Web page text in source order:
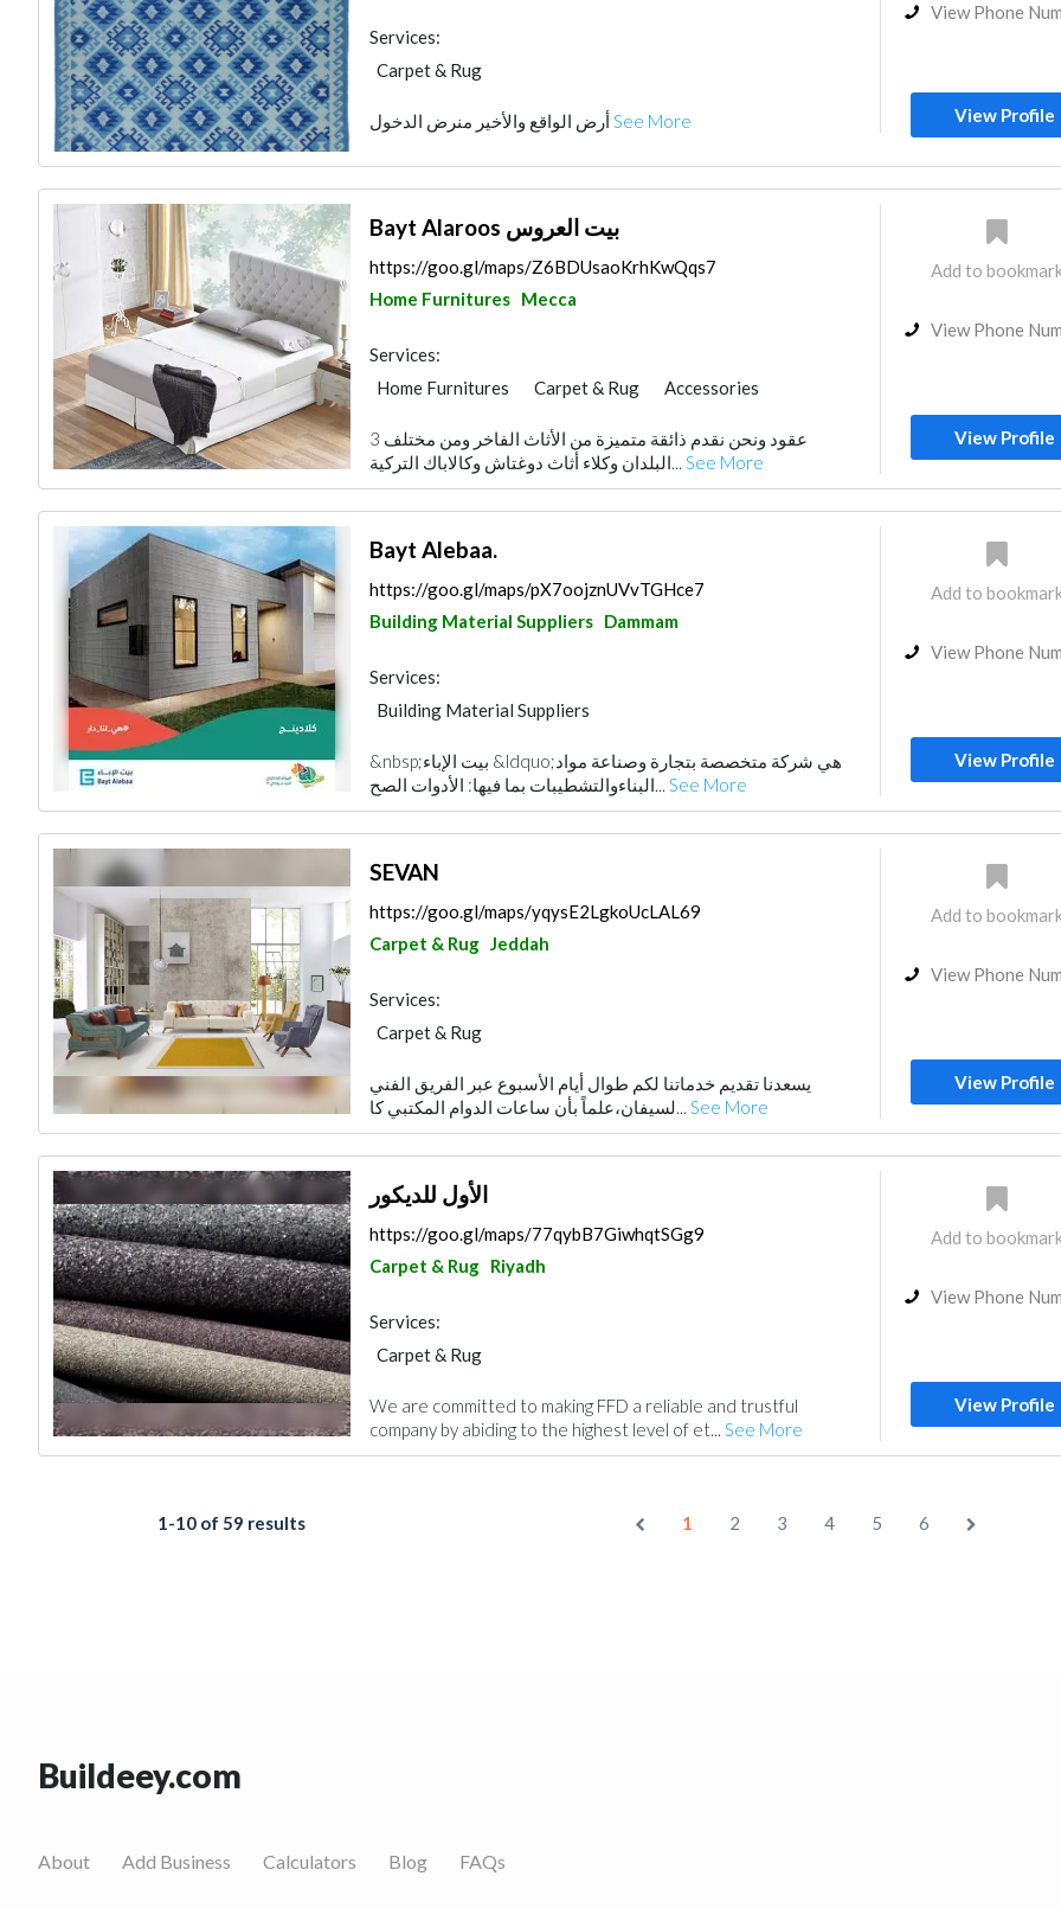
Services:
Carpet & Rug
أرض الواقع والأخير منرض الدخولSee More
View Phone
View Profile
Bayt Alaroos بيت العروس
https://goo.gl/maps/Z6BDUsaoKrhKwQqs7
Home Furnitures Mecca
Services:
Home Furnitures
Carpet & Rug
Accessories
Kitchen & Bathroom Accessories3 عقود ونحن نقدم ذائقة متميزة من الأثاث الفاخر ومن مختلف
البلدان وكلاء أثاث دوغتاش وكالاباك التركية... See More
Add to
View Phone
View Profile
Bayt Alebaa.
https://goo.gl/maps/pX7oojznUVvTGHce7
Building Material Suppliers Dammam
Services:
Building Material Suppliers
Plumbing Maintenance
Wood Flooring
Carpet & Rug
Vinyl Flooring
Accessories Interior Design
&nbsp;بيت الإباء &ldquo;هي شركة متخصصة بتجارة وصناعة مواد
البناءوالتشطيبات بما فيها: الأدوات الصح... See More
Add to
View Phone
View Profile
SEVAN
https://goo.gl/maps/yqysE2LgkoUcLAL69
Carpet & Rug Jeddah
Services:
Carpet & Rug
يسعدنا تقديم خدماتنا لكم طوال أيام الأسبوع عبر الفريق الفني
لسيفان،علماً بأن ساعات الدوام المكتبي كا... See More
Add to
View Phone
View Profile
الأول للديكور
https://goo.gl/maps/77qybB7GiwhqtSGg9
Carpet & Rug Riyadh
Services:
Carpet & Rug
We are committed to making FFD a reliable and trustful
company by abiding to the highest level of et... See More
Add to
View Phone
View Profile
1-10 of 59 results 1 2 3 4 5 6
Buildeey.com
About Add Business Calculators Blog FAQs